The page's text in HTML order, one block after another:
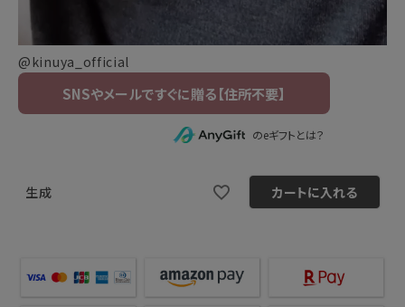
@kinuya_official
のeギフトとは？
生成 カートに入れる